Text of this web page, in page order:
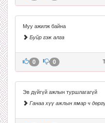
Муу ажилж байна
Буйр гэж алга
0 0
Эв дүйгүй ажлын туршлагагүй
Ганаа хүү ажлын ямар ч